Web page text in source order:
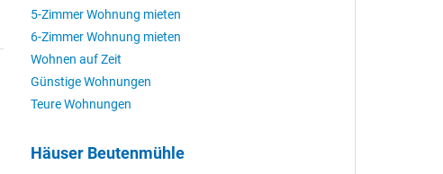
5-Zimmer Wohnung mieten
6-Zimmer Wohnung mieten
Wohnen auf Zeit
Günstige Wohnungen
Teure Wohnungen
Häuser Beutenmühle